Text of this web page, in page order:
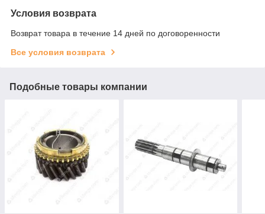
Условия возврата
Возврат товара в течение 14 дней по договоренности
Все условия возврата
Подобные товары компании